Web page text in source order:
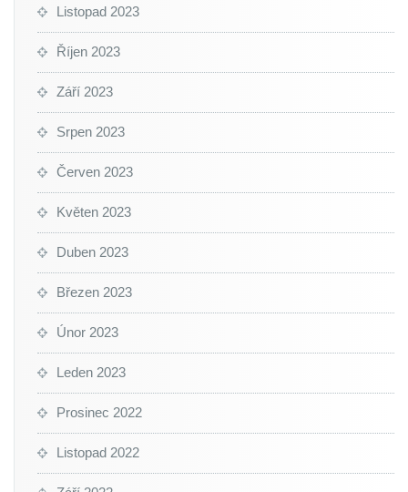
Listopad 2023
Říjen 2023
Září 2023
Srpen 2023
Červen 2023
Květen 2023
Duben 2023
Březen 2023
Únor 2023
Leden 2023
Prosinec 2022
Listopad 2022